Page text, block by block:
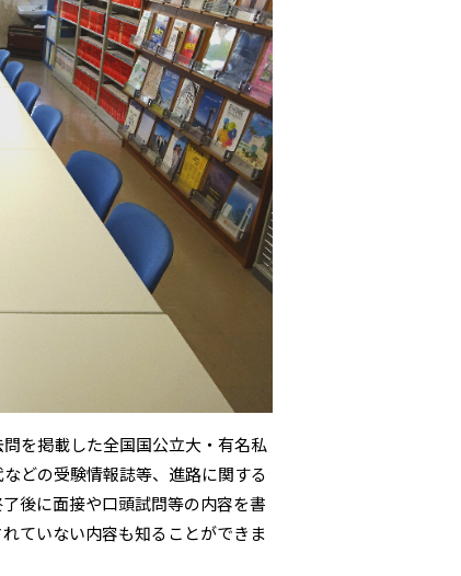
を掲載した全国国公立大・有名私
どの受験情報誌等、進路に関する
後に面接や口頭試問等の内容を書
ていない内容も知ることができま